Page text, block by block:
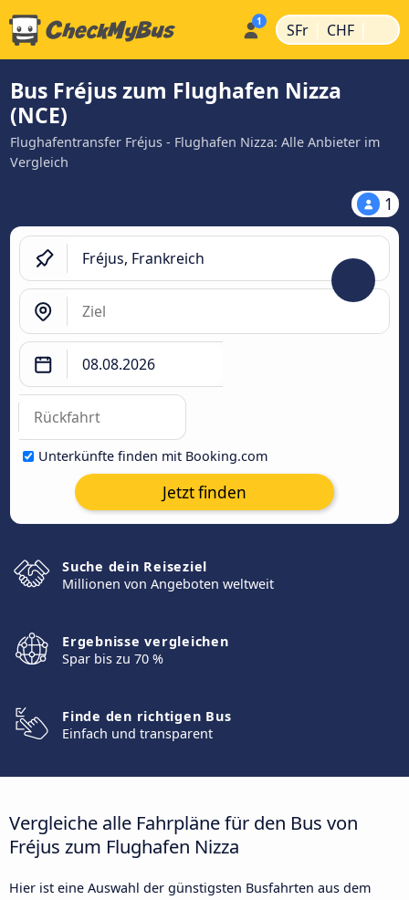
SFr | CHF |
Bus Fréjus zum Flughafen Nizza
(NCE)
Flughafentransfer Fréjus - Flughafen Nizza: Alle Anbieter im
Vergleich
1
Unterkünfte finden mit Booking.com
Jetzt finden
Suche dein Reiseziel
Millionen von Angeboten weltweit
Ergebnisse vergleichen
Spar bis zu 70 %
Finde den richtigen Bus
Einfach und transparent
Vergleiche alle Fahrpläne für den Bus von
Fréjus zum Flughafen Nizza
Hier ist eine Auswahl der günstigsten Busfahrten aus dem